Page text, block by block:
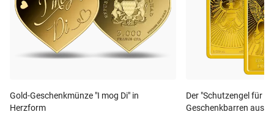
Gold-Geschenkmünze "I mog Di" in
Herzform
Der "Schutzengel für
Geschenkbarren aus